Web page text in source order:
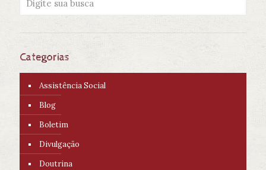
Categorias
Assistência Social
Blog
Boletim
Divulgação
Doutrina